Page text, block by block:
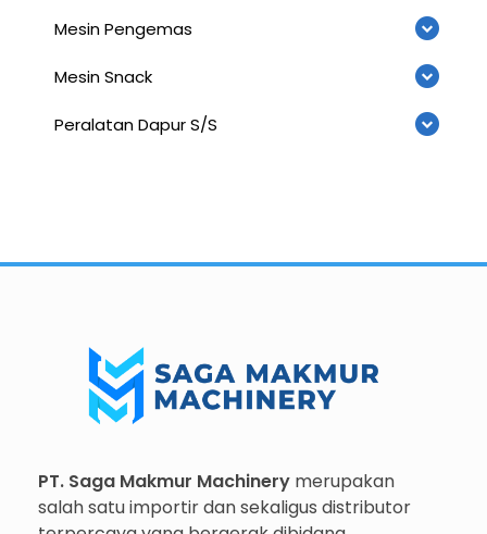
Mesin Pengemas
Mesin Snack
Peralatan Dapur S/S
PT. Saga Makmur Machinery merupakan
salah satu importir dan sekaligus distributor